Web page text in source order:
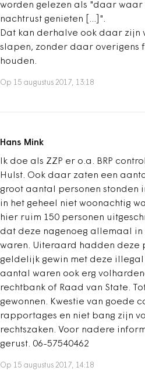
worden gelezen als "daar waar
nachtrust genieten [...]".
Dat kan derhalve ook daar
slapen, zonder daar overigens
houden.
Op 15 augustus 2017, 13:18
Hans Mink
Ik doe als ZZP er o.a. BRP
Hulst. Ook daar zaten een
groot aantal personen stonden
in het geheel niet woonachtig
hier ruim 150 personen
dat deze nagenoeg allemaal in
waren. Uiteraard hadden deze
geldelijk gewin met deze illegal
aantal waren ook erg
rechtbank of Raad van State.
gewonnen. Kwestie van goede
rapportages en niet bang zijn
rechtszaken. Voor nadere
gerust. 06-57540462
Op 15 augustus 2017, 14:18